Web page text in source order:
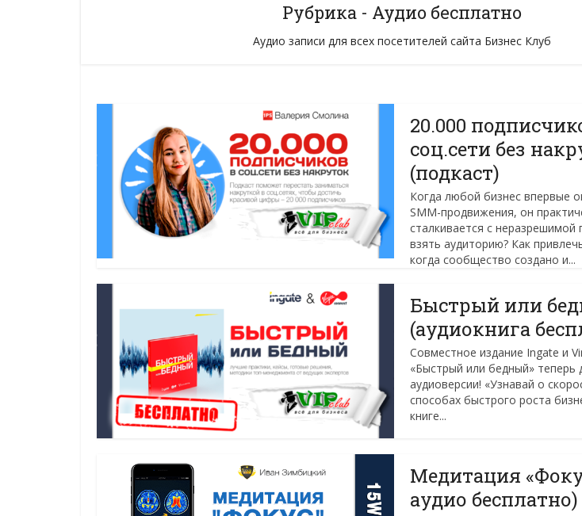
Рубрика - Аудио бесплатно
Аудио записи для всех посетителей сайта Бизнес Клуб
20.000
соц.сети без
(подкаст)
Когда любой бизнес впервые
SMM-продвижения, он
сталкивается с неразрешимой
взять аудиторию? Как
когда сообщество создано и...
Быстрый или
(аудиокнига
Совместное издание Ingate и
«Быстрый или бедный» теперь
аудиоверсии! «Узнавай о
способах быстрого роста
книге...
Медитация
аудио бесплатно)